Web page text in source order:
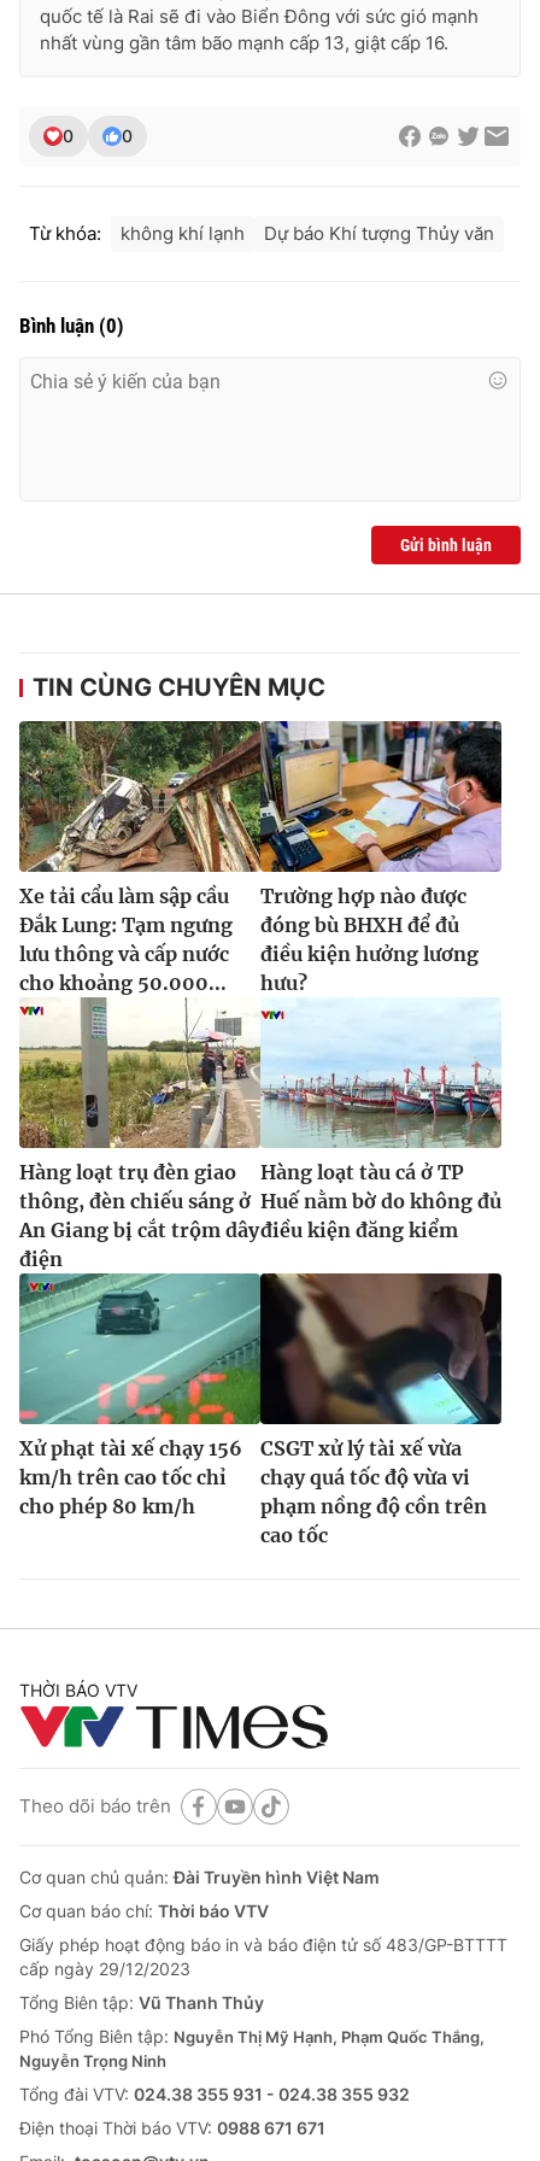
Ðiện thoại Thời báo VTV:024.66 897 897
Email:toasoan@vtv.vn
quốc tế là Rai sẽ đi vào Biển Đông với sức gió mạnh
nhất vùng gần tâm bão mạnh cấp 13, giật cấp 16.
0 0
Từ khóa: không khí lạnh Dự báo Khí tượng Thủy văn
Bình luận (0)
Gửi bình luận
TIN CÙNG CHUYÊN MỤC
Xe tải cẩu làm sập cầu
Đắk Lung: Tạm ngưng
lưu thông và cấp nước
cho khoảng 50.000...
Trường hợp nào được
đóng bù BHXH để đủ
điều kiện hưởng lương
hưu?
Hàng loạt trụ đèn giao
thông, đèn chiếu sáng ở
An Giang bị cắt trộm dây
điện
Hàng loạt tàu cá ở TP
Huế nằm bờ do không đủ
điều kiện đăng kiểm
Xử phạt tài xế chạy 156
km/h trên cao tốc chỉ
cho phép 80 km/h
CSGT xử lý tài xế vừa
chạy quá tốc độ vừa vi
phạm nồng độ cồn trên
cao tốc
THỜI BÁO VTV
Theo dõi báo trên
Cơ quan chủ quản:Đài Truyền hình Việt Nam
Cơ quan báo chí: Thời báo VTV
Giấy phép hoạt động báo in và báo điện tử số 483/GP-BTTTT
cấp ngày 29/12/2023
Tổng Biên tập: Vũ Thanh Thủy
Phó Tổng Biên tập: Nguyễn Thị Mỹ Hạnh, Phạm Quốc Thắng,
Nguyễn Trọng Ninh
Tổng đài VTV: 024.38 355 931 - 024.38 355 932
Ðiện thoại Thời báo VTV: 0988 671 671